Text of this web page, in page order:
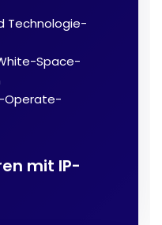
Technologie-
Space-
Operate-
mit IP-